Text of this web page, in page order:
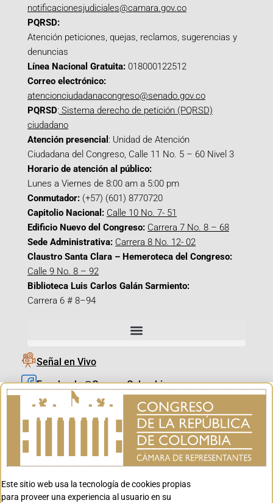
notificacionesjudiciales@camara.gov.co
PQRSD:
Atención peticiones, quejas, reclamos, sugerencias y
denuncias
Línea Nacional Gratuita: 018000122512
Correo electrónico:
atencionciudadanacongreso@senado.gov.co
PQRSD: Sistema derecho de petición (PQRSD)
ciudadano
Atención presencial : Unidad de Atención
Ciudadana del Congreso, Calle 11 No. 5 – 60 Nivel 3
Horario de atención al público:
Lunes a Viernes de 8:00 am a 5:00 pm
Conmutador: (+57) (601) 8770720
Capitolio Nacional: Calle 10 No. 7- 51
Edificio Nuevo del Congreso: Carrera 7 No. 8 – 68
Sede Administrativa: Carrera 8 No. 12- 02
Claustro Santa Clara – Hemeroteca del Congreso:
Calle 9 No. 8 – 92
Biblioteca Luis Carlos Galán Sarmiento:
Carrera 6 # 8–94
Señal en Vivo
Facebook_@CamaraColombia
Instagram_@CamaraColombia
X_@CamaraColombia
Youtube_@CamaraColombia
Youtube_@CanalCongreso
Este sitio web usa la tecnología de cookies propias
para proveer una experiencia al usuario en su